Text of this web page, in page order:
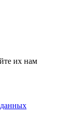
их нам